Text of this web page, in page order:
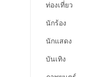
ท่องเที่ยว
นักร้อง
นักแสดง
บันเทิง